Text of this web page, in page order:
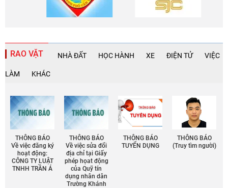
RAO VẶT NHÀ ĐẤT HỌC HÀNH XE ĐIỆN TỬ VIỆC
LÀM KHÁC
THÔNG BÁO
Về việc đăng ký
hoạt động:
CÔNG TY LUẬT
TNHH TRẦN Á
THÔNG BÁO
Về việc sửa đổi
địa chỉ tại Giấy
phép họat động
của Quỹ tín
dụng nhân dân
Trường Khánh
THÔNG BÁO
TUYỂN DỤNG
THÔNG BÁO
(Truy tìm người)